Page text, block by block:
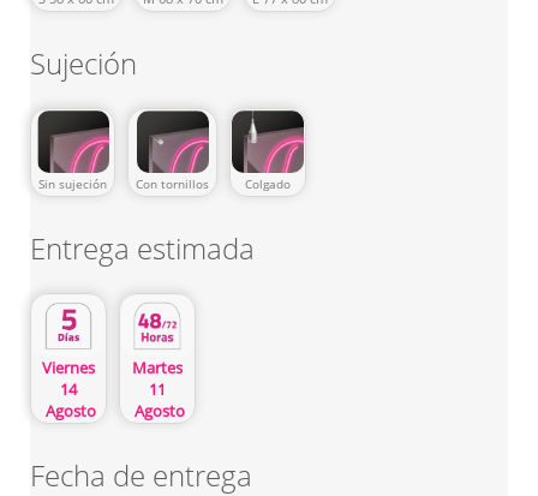
Sujeción
Sin sujeción Con tornillos Colgado
Entrega estimada
Viernes
14
Agosto
Martes
11
Agosto
Fecha de entrega